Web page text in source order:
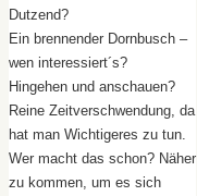
Dutzend?
Ein brennender Dornbusch –
wen interessiert´s?
Hingehen und anschauen?
Reine Zeitverschwendung, da
hat man Wichtigeres zu tun.
Wer macht das schon? Näher
zu kommen, um es sich